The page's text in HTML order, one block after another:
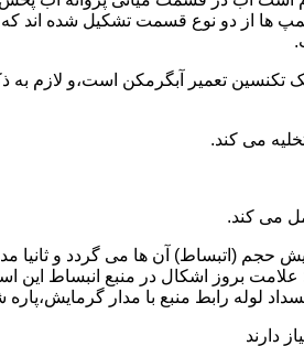
ها از دو نوع قسمت تشکیل شده اند
تکنسین تعمیر آبگرمکن است،و
می کند.
حجم (اتبساط) آن ها می گردد و
بروز اشکال در منبع انبساط
لوله رابط منبع با مدار
دارند